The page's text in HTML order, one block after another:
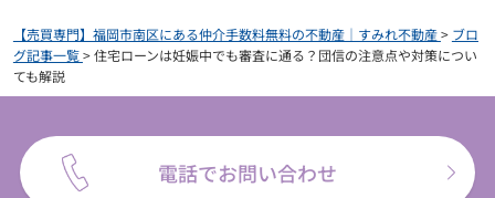
【売買専門】福岡市南区にある仲介手数料無料の不動産｜すみれ不動産> ブロ
グ記事一覧>住宅ローンは妊娠中でも審査に通る？団信の注意点や対策につい
ても解説
電話でお問い合わせ